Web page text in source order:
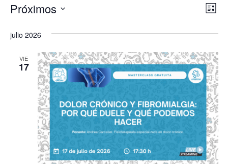
de
de
Lista
Próximos
la
julio 2026
VIE
17